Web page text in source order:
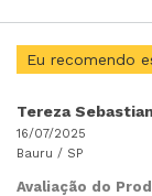
Eu recomendo
Tereza
16/07/2025
Bauru / SP
Avaliação do